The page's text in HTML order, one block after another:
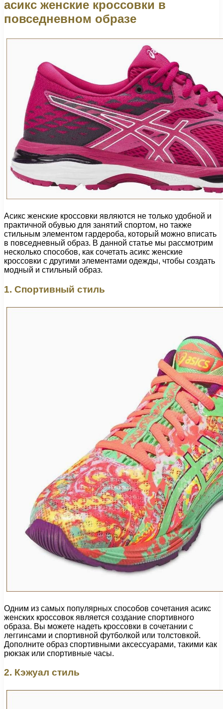
асикс женские кроссовки в
повседневном образе
Асикс женские кроссовки являются не только удобной и
практичной обувью для занятий спортом, но также
стильным элементом гардероба, который можно вписать
в повседневный образ. В данной статье мы рассмотрим
несколько способов, как сочетать асикс женские
кроссовки с другими элементами одежды, чтобы создать
модный и стильный образ.
1. Спортивный стиль
Одним из самых популярных способов сочетания асикс
женских кроссовок является создание спортивного
образа. Вы можете надеть кроссовки в сочетании с
леггинсами и спортивной футболкой или толстовкой.
Дополните образ спортивными аксессуарами, такими как
рюкзак или спортивные часы.
2. Кэжуал стиль